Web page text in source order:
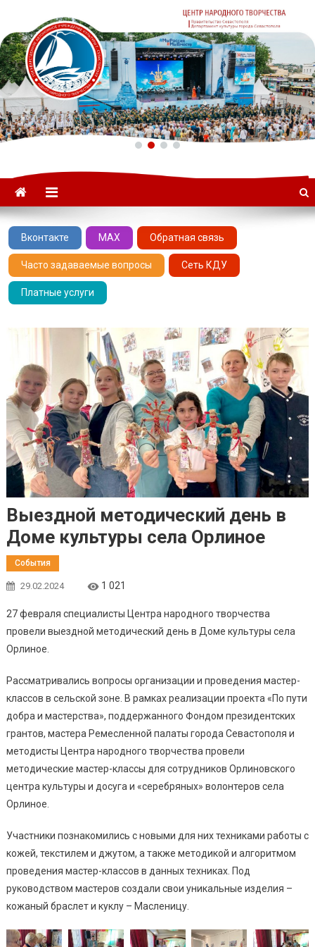
ГАУК «ЦНТ» –
Севастопольский Центр
народного творчества
Вконтакте MAX Обратная связь
Часто задаваемые вопросы Сеть КДУ
Платные услуги
Выездной методический день в
Доме культуры села Орлиное
События
29.02.2024 1 021
27 февраля специалисты Центра народного творчества
провели выездной методический день в Доме культуры села
Орлиное.
Рассматривались вопросы организации и проведения мастер-
классов в сельской зоне. В рамках реализации проекта «По пути
добра и мастерства», поддержанного Фондом президентских
грантов, мастера Ремесленной палаты города Севастополя и
методисты Центра народного творчества провели
методические мастер-классы для сотрудников Орлиновского
центра культуры и досуга и «серебряных» волонтеров села
Орлиное.
Участники познакомились с новыми для них техниками работы с
кожей, текстилем и джутом, а также методикой и алгоритмом
проведения мастер-классов в данных техниках. Под
руководством мастеров создали свои уникальные изделия –
кожаный браслет и куклу – Масленицу.